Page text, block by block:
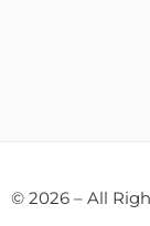
© 2026 – All